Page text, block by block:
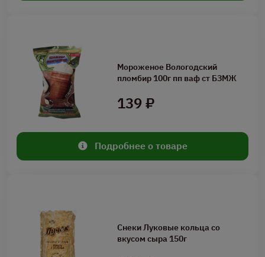
Мороженое Вологодский
пломбир 100г пп ваф ст БЗМЖ
139 ₽
Подробнее о товаре
Снеки Луковые кольца со
вкусом сыра 150г